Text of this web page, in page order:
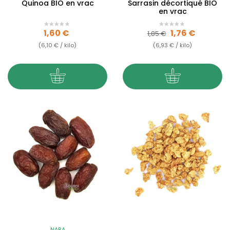
Quinoa BIO en vrac
Prix
1,60 €
(6,10 € / kilo)
Sarrasin décortiqué BIO
en vrac
Prix de base
1,85 € Prix
1,76 €
(6,93 € / kilo)